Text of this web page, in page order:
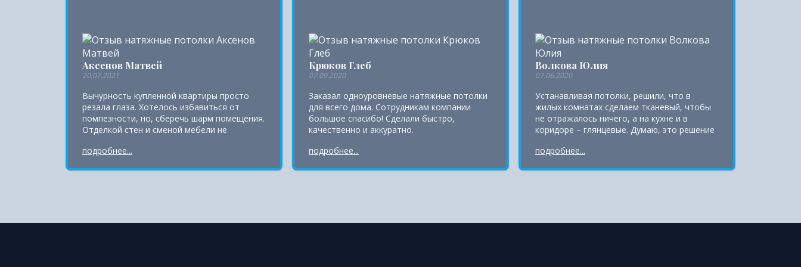
Аксенов Матвей
20.07.2021
Вычурность купленной квартиры просто
резала глаза. Хотелось избавиться от
помпезности, но, сберечь шарм помещения.
Отделкой стен и сменой мебели не
взял на себе потолок. Выбрал сатиновый,
прежний лоск. Не впитывает загрязнения,
подробнее...
Крюков Глеб
07.09.2020
Заказал одноуровневые натяжные потолки
для всего дома. Сотрудникам компании
большое спасибо! Сделали быстро,
качественно и аккуратно.
подробнее...
Волкова Юлия
07.06.2020
Устанавливая потолки, решили, что в
жилых комнатах сделаем тканевый, чтобы
не отражалось ничего, а на кухне и в
коридоре – глянцевые. Думаю, это решение
быстро и качественно. Ну, а какой материал
нравятся пленочные
подробнее...